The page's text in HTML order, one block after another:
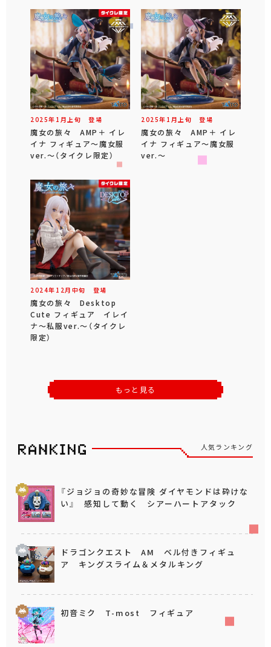
2025年 1 月 上旬 登場
魔女の旅々 AMP＋ イレ
イナ フィギュア～魔女服
ver.～（タイクレ限定）
2025年 1 月 上旬 登場
魔女の旅々 AMP＋ イレ
イナ フィギュア～魔女服
ver.～
2024年 12 月 中旬 登場
魔女の旅々 Desktop
Cute フィギュア イレイ
ナ～私服ver.～（タイクレ
限定）
もっと見る
人気ランキング
『ジョジョの奇妙な冒険 ダイヤモンドは砕けな
い』 感知して動く シアーハートアタック
ドラゴンクエスト AM ベル付きフィギュ
ア キングスライム＆メタルキング
初音ミク T-most フィギュア